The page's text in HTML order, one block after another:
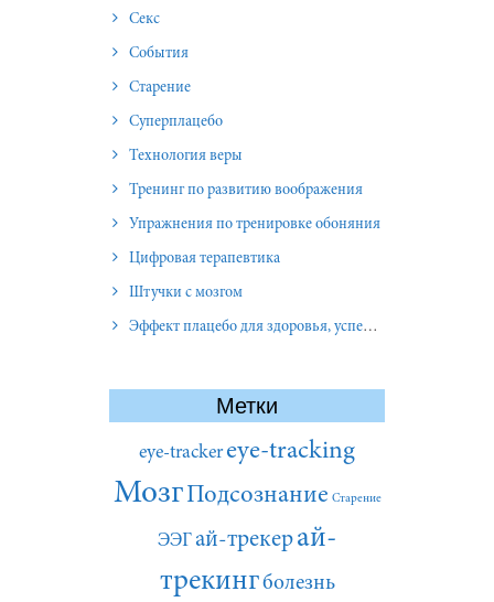
Секс
События
Старение
Суперплацебо
Технология веры
Тренинг по развитию воображения
Упражнения по тренировке обоняния
Цифровая терапевтика
Штучки с мозгом
Эффект плацебо для здоровья, успеха и отношений
Метки
eye-tracker eye-tracking
МозгПодсознание Старение
ЭЭГай-трекерай-
трекингболезнь